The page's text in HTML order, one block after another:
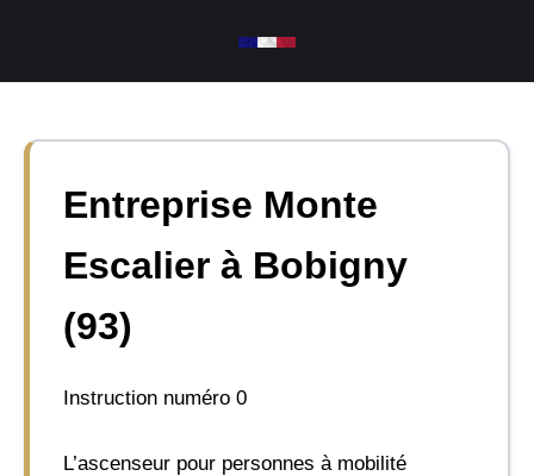
contenu
Entreprise Monte
Escalier à Bobigny
(93)
Instruction numéro 0
L’ascenseur pour personnes à mobilité